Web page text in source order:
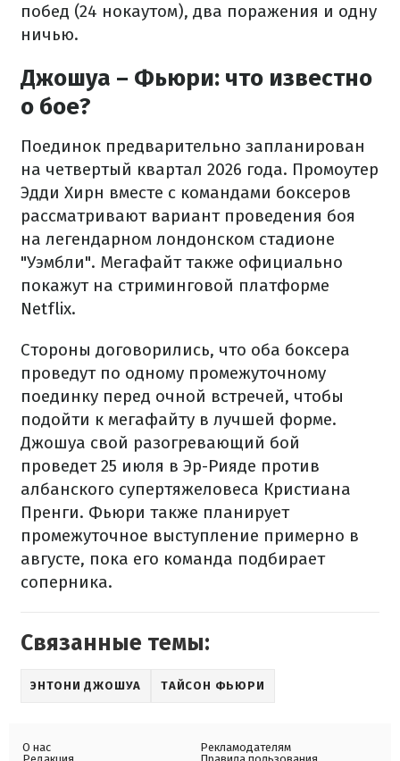
побед (24 нокаутом), два поражения и одну
ничью.
Джошуа – Фьюри: что известно
о бое?
Поединок предварительно запланирован
на четвертый квартал 2026 года. Промоутер
Эдди Хирн вместе с командами боксеров
рассматривают вариант проведения боя
на легендарном лондонском стадионе
"Уэмбли". Мегафайт также официально
покажут на стриминговой платформе
Netflix.
Стороны договорились, что оба боксера
проведут по одному промежуточному
поединку перед очной встречей, чтобы
подойти к мегафайту в лучшей форме.
Джошуа свой разогревающий бой
проведет 25 июля в Эр-Рияде против
албанского супертяжеловеса Кристиана
Пренги. Фьюри также планирует
промежуточное выступление примерно в
августе, пока его команда подбирает
соперника.
Связанные темы:
ЭНТОНИ ДЖОШУА ТАЙСОН ФЬЮРИ
О нас
Рекламодателям